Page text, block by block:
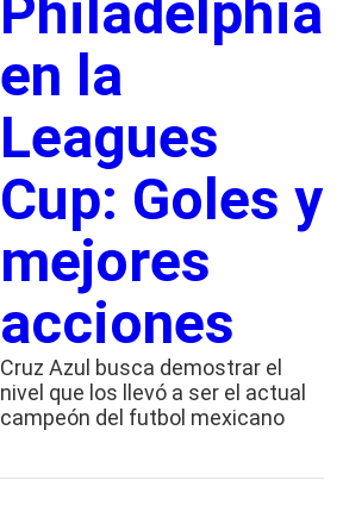
en la
Leagues
Cup: Goles y
mejores
acciones
Cruz Azul busca demostrar el
nivel que los llevó a ser el actual
campeón del futbol mexicano